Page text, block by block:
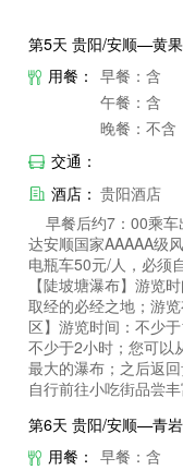
第5天 贵阳/安顺—黄
用餐： 早餐：含
午餐：含
晚餐：不含
交通：
酒店： 贵阳酒店
早餐后约7：00乘车
达安顺国家AAAAA级
电瓶车50元/人，必须
【陡坡塘瀑布】游览
取经的必经之地；游
区】游览时间：不少
不少于2小时；您可以
最大的瀑布；之后返
自行前往小吃街品尝
第6天 贵阳/安顺—青
用餐： 早餐：含